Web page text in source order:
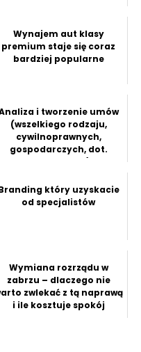
Wynajem aut klasy
premium staje się coraz
bardziej popularne
i tworzenie umów
(wszelkiego rodzaju,
cywilnoprawnych,
gospodarczych, dot.
prawa pracy)
który uzyskacie
od specjalistów
Wymiana rozrządu w
zabrzu – dlaczego nie
zwlekać z tą naprawą
i ile kosztuje spokój